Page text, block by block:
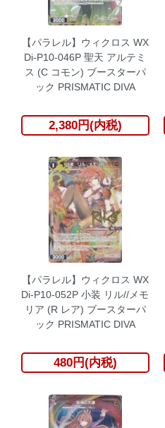
【パラレル】ウィクロス WX
Di-P10-046P 聖天 アルテミ
ス (C コモン) ブースターパ
ック PRISMATIC DIVA
2,380円(内税)
【パラレル】ウィクロス WX
Di-P10-052P 小装 リル//メモ
リア (R レア) ブースターパ
ック PRISMATIC DIVA
480円(内税)